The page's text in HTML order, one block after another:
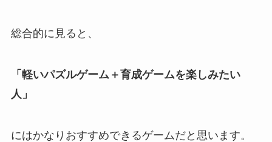
総合的に見ると、
「軽いパズルゲーム＋育成ゲームを楽しみたい
人」
にはかなりおすすめできるゲームだと思います。